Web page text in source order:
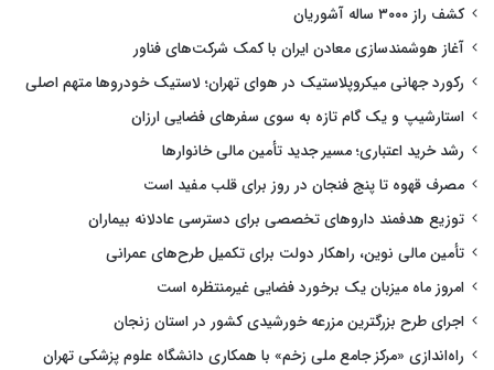
کشف راز ۳۰۰۰ ساله آشوریان
آغاز هوشمندسازی معادن ایران با کمک شرکت‌های فناور
رکورد جهانی میکروپلاستیک در هوای تهران؛ لاستیک خودروها متهم اصلی
استارشیپ و یک گام تازه به سوی سفرهای فضایی ارزان
رشد خرید اعتباری؛ مسیر جدید تأمین مالی خانوارها
مصرف قهوه تا پنج فنجان در روز برای قلب مفید است
توزیع هدفمند داروهای تخصصی برای دسترسی عادلانه بیماران
تأمین مالی نوین، راهکار دولت برای تکمیل طرح‌های عمرانی
امروز ماه میزبان یک برخورد فضایی غیرمنتظره است
اجرای طرح بزرگترین مزرعه خورشیدی کشور در استان زنجان
راه‌اندازی «مرکز جامع ملی زخم» با همکاری دانشگاه علوم پزشکی تهران